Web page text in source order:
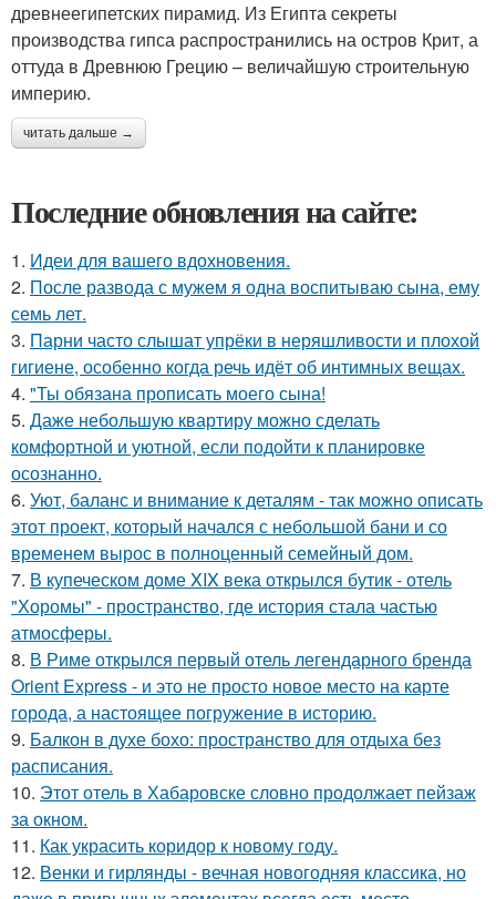
древнеегипетских пирамид. Из Египта секреты
производства гипса распространились на остров Крит, а
оттуда в Древнюю Грецию – величайшую строительную
империю.
читать дальше →
Последние обновления на сайте:
1. Идеи для вашего вдохновения.
2. После развода с мужем я одна воспитываю сына, ему
семь лет.
3. Парни часто слышат упрёки в неряшливости и плохой
гигиене, особенно когда речь идёт об интимных вещах.
4. "Ты обязана прописать моего сына!
5. Даже небольшую квартиру можно сделать
комфортной и уютной, если подойти к планировке
осознанно.
6. Уют, баланс и внимание к деталям - так можно описать
этот проект, который начался с небольшой бани и со
временем вырос в полноценный семейный дом.
7. В купеческом доме XIX века открылся бутик - отель
"Хоромы" - пространство, где история стала частью
атмосферы.
8. В Риме открылся первый отель легендарного бренда
Orient Express - и это не просто новое место на карте
города, а настоящее погружение в историю.
9. Балкон в духе бохо: пространство для отдыха без
расписания.
10. Этот отель в Хабаровске словно продолжает пейзаж
за окном.
11. Как украсить коридор к новому году.
12. Венки и гирлянды - вечная новогодняя классика, но